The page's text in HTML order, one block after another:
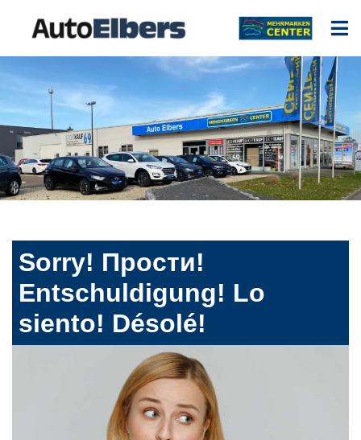
Sorry! Прости!
Entschuldigung! Lo
siento! Désolé!